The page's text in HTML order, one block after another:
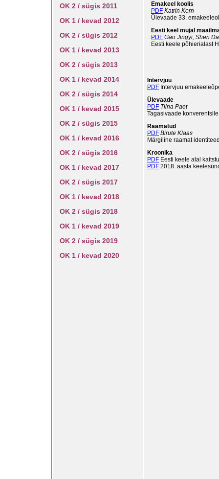
OK 2 / sügis 2011
OK 1 / kevad 2012
OK 2 / sügis 2012
OK 1 / kevad 2013
OK 2 / sügis 2013
OK 1 / kevad 2014
OK 2 / sügis 2014
OK 1 / kevad 2015
OK 2 / sügis 2015
OK 1 / kevad 2016
OK 2 / sügis 2016
OK 1 / kevad 2017
OK 2 / sügis 2017
OK 1 / kevad 2018
OK 2 / sügis 2018
OK 1 / kevad 2019
OK 2 / sügis 2019
OK 1 / kevad 2020
Emakeel koolis
PDF Katrin Kern
Ülevaade 33.
Eesti keel mujal
PDF Gao Jingyi, Shen
Eesti keele põhierialast
Intervjuu
PDF Intervjuu
Ülevaade
PDF Tiina Paet
Tagasivaade
Raamatud
PDF Birute Klaas
Märgiline raamat
Kroonika
PDF Eesti keele alal
PDF 2018. aasta